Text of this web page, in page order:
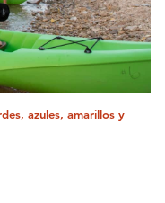
azules, amarillos y